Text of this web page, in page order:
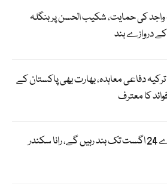
کی حمایت، شکیب الحسن پر بنگلہ
دروازے بند
دفاعی معاہدہ، بھارت بھی پاکستان کے
کا معترف
تعلیمی ادارے 24 اگست تک بند رہیں گے، رانا سکندر